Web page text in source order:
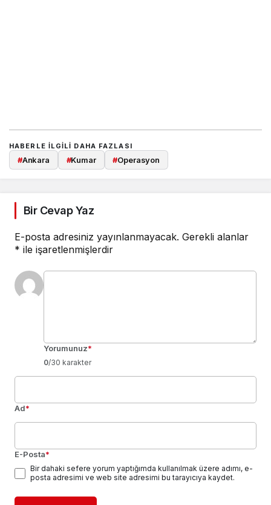
HABERLE ILGILI DAHA FAZLASI
#Ankara #Kumar #Operasyon
Bir Cevap Yaz
E-posta adresiniz yayınlanmayacak. Gerekli alanlar
* ile işaretlenmişlerdir
Yorumunuz*
0/30 karakter
Ad*
E-Posta*
Bir dahaki sefere yorum yaptığımda kullanılmak üzere adımı, e-
posta adresimi ve web site adresimi bu tarayıcıya kaydet.